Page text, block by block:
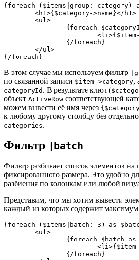
{foreach ($items|group: category)
В этом случае мы используем фильтр
по связанной записи $item->category,
categoryId . В результате ключ (
объект ActiveRow соответствующей
можем вывести её имя через
к любому другому столбцу без
categories.
Фильтр |batch
Фильтр разбивает список элементов на
фиксированного размера. Это удобно
разбиения по колонкам или любой
Представим, что мы хотим вывести
каждый из которых содержит максимум
{foreach ($items|batch: 3) as